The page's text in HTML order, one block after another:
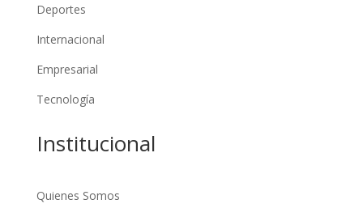
Deportes
Internacional
Empresarial
Tecnología
Institucional
Quienes Somos